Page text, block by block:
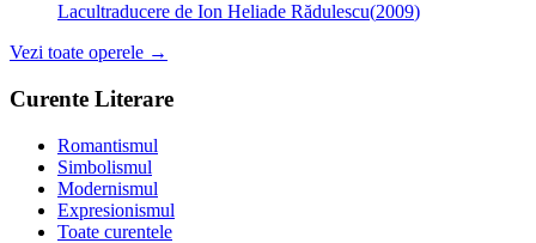
Lacultraducere de Ion Heliade Rădulescu(2009)
Vezi toate operele →
Curente Literare
Romantismul
Simbolismul
Modernismul
Expresionismul
Toate curentele